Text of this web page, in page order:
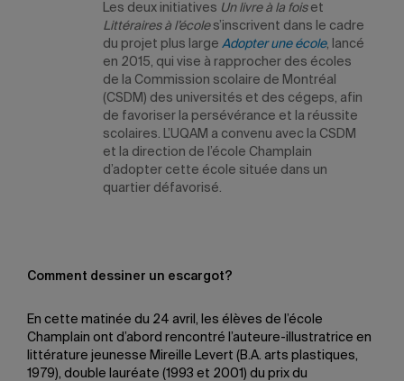
Les deux initiatives Un livre à la foiset
Littéraires à l’écoles’inscrivent dans le cadre
du projet plus large Adopter une école, lancé
en 2015, qui vise à rapprocher des écoles
de la Commission scolaire de Montréal
(CSDM) des universités et des cégeps, afin
de favoriser la persévérance et la réussite
scolaires. L’UQAM a convenu avec la CSDM
et la direction de l’école Champlain
d’adopter cette école située dans un
quartier défavorisé.
Comment dessiner un escargot?
En cette matinée du 24 avril, les élèves de l’école
Champlain ont d’abord rencontré l’auteure-illustratrice en
littérature jeunesse Mireille Levert (B.A. arts plastiques,
1979), double lauréate (1993 et 2001) du prix du